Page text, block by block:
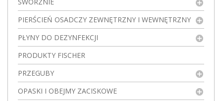
PIERŚCIEŃ OSADCZY ZEWNĘTRZNY I WEWNĘTRZNY
PŁYNY DO DEZYNFEKCJI
PRODUKTY FISCHER
PRZEGUBY
OPASKI I OBEJMY ZACISKOWE